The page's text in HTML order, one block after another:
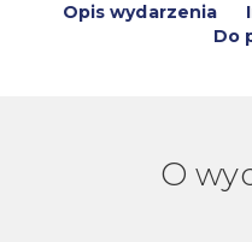
Opis wydarzenia
Do
O